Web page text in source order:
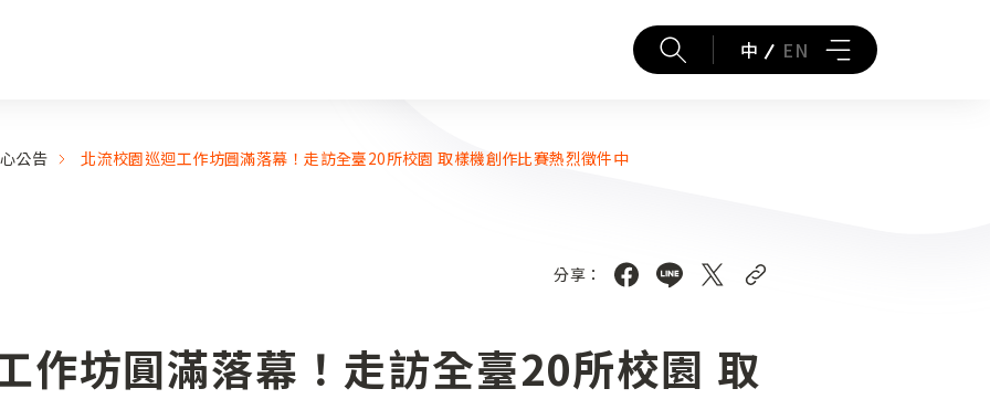
中 EN
公告 北流校園巡迴工作坊圓滿落幕！走訪全臺20所校園 取樣機創作比賽熱烈徵件中
分享：
作坊圓滿落幕！走訪全臺20所校園 取